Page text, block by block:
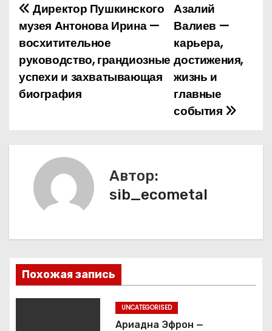
Н
а
в
и
а
п
о
з
Азалий
Валиев —
карьера,
достижения,
жизнь и
главные
события
Директор Пушкинского
музея Антонова Ирина —
восхитительное
руководство, грандиозные
успехи и захватывающая
биография
Автор:
sib_ecometal
Похожая запись
UNCATEGORISED
Ариадна Эфрон —